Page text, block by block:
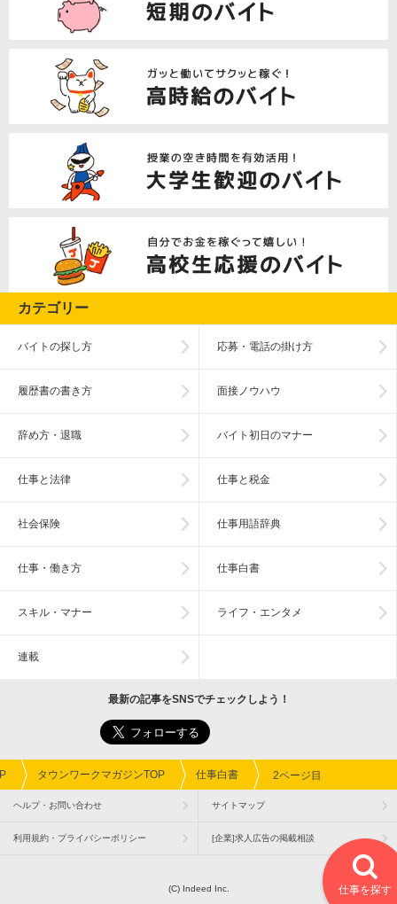
カテゴリー
バイトの探し方 応募・電話の掛け方
履歴書の書き方 面接ノウハウ
辞め方・退職 バイト初日のマナー
仕事と法律 仕事と税金
社会保険 仕事用語辞典
仕事・働き方 仕事白書
スキル・マナー ライフ・エンタメ
連載
最新の記事をSNSでチェックしよう！
タウンワークマガジンTOP 仕事白書 2ページ目
ヘルプ・お問い合わせ サイトマップ
利用規約・プライバシーポリシー [企業]求人広告の掲載相談
(C) Indeed Inc. 仕事を探す